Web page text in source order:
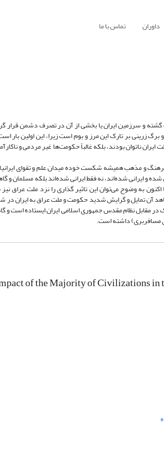
داوران تماس با ما
گشته و سرزمین ایران یا بخشی از آن در تصرف دشمن قرار
بر تارک این مرز و بوم است زیرا، این اولین بار
ناتوان بودند، بلکه غالباً حکومت‌ها غیر مردمی و
و مذهب همیشه شکست خوده میدان علم و تقوای
و ایرانی شده‌اند، نه فقط ایرانی شده‌اند بلکه مسلمان و
به وضوح می‌توان این تاثیر گذاری را نزد ملت عراق
آن تمایل و گرایش شدید حکومت و ملت عراق به ایران در
نظام مقدس جمهوری اسلامی ایران ایستاده است و
مسافربری) داشته است.
of the Majority of Civilizations in